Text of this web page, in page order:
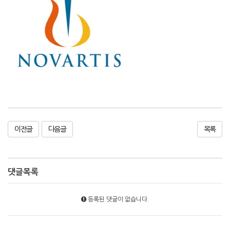
이전글 다음글 목록
댓글목록
등록된 댓글이 없습니다.